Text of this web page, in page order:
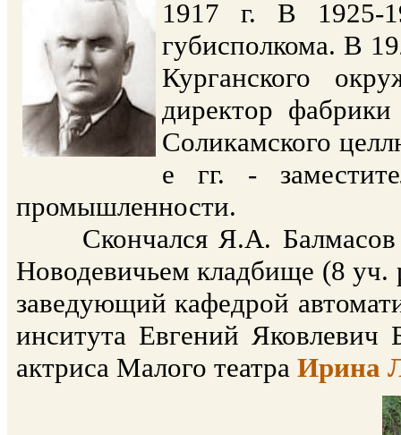
1917 г. В 1925-
губисполкома. В
Курганского
директор
Соликамского
е гг. -
промышленности.
Скончался Я.А. Балмасов
Новодевичьем кладбище (8
заведующий кафедрой
инситута Евгений Яковлевич
актриса Малого театра Ирина